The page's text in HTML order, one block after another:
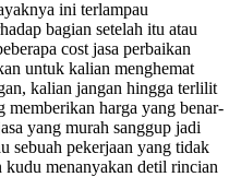
ini terlampau
bagian setelah itu atau
cost jasa perbaikan
untuk kalian menghemat
kalian jangan hingga terlilit
memberikan harga yang benar-
yang murah sanggup jadi
sebuah pekerjaan yang tidak
menanyakan detil rincian